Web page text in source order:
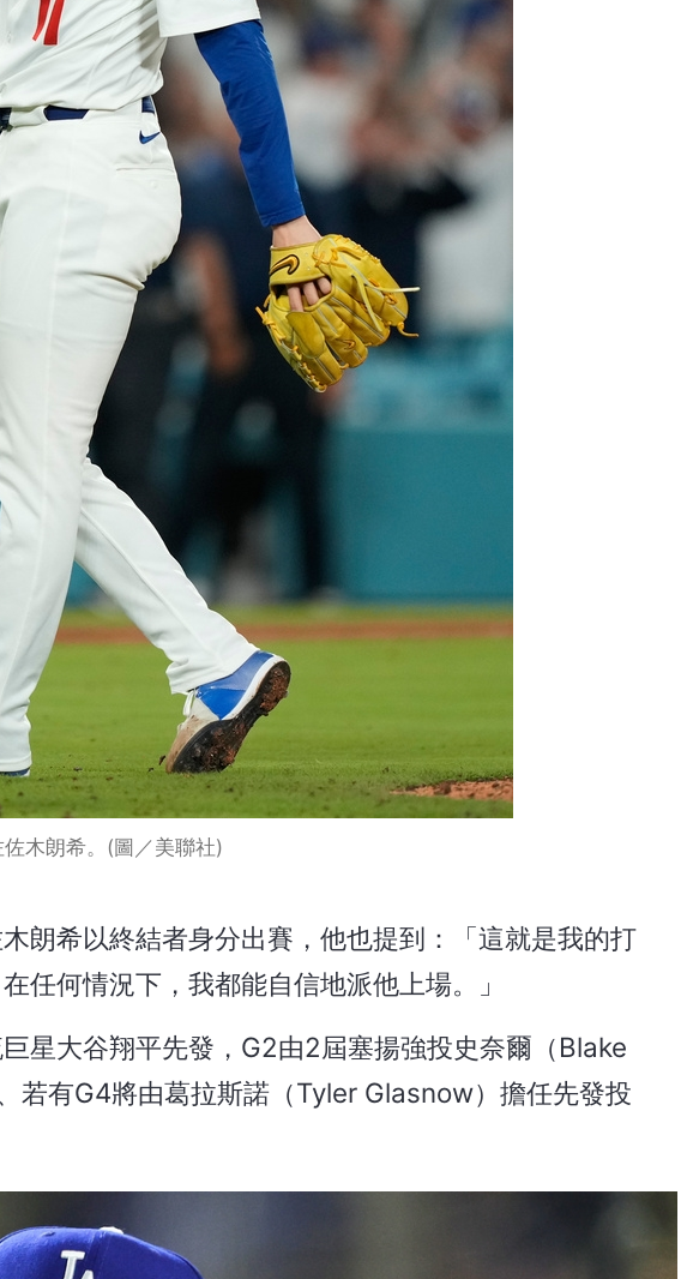
佐木朗希。(圖／美聯社)
朗希以終結者身分出賽，他也提到：「這就是我的打
任何情況下，我都能自信地派他上場。」
星大谷翔平先發，G2由2屆塞揚強投史奈爾（Blake
若有G4將由葛拉斯諾（Tyler Glasnow）擔任先發投